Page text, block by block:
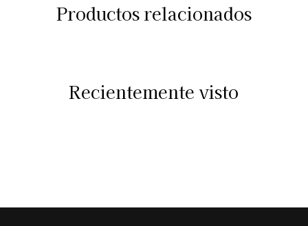
Productos relacionados
Recientemente visto